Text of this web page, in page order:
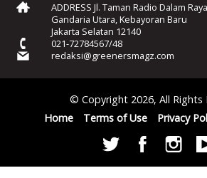
ADDRESS Jl. Taman Radio Dalam
Gandaria Utara, Kebayoran Baru
Jakarta Selatan 12140
021-72784567/48
redaksi@greenersmagz.com
© Copyright 2026, All Rights
Home
Terms of Use Privacy